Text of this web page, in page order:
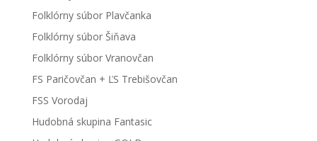
Folklórny súbor Plavčanka
Folklórny súbor Šiňava
Folklórny súbor Vranovčan
FS Paričovčan + ĽS Trebišovčan
FSS Vorodaj
Hudobná skupina Fantasic